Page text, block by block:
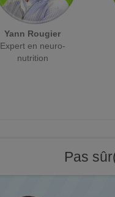
Yann Rougier
Expert en neuro-
nutrition
Pas